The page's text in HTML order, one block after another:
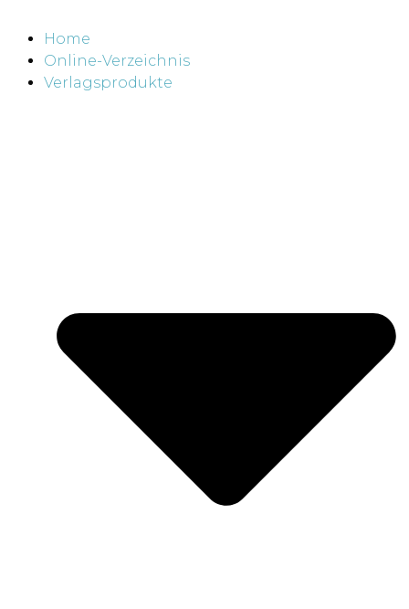
Home
Online-Verzeichnis
Verlagsprodukte